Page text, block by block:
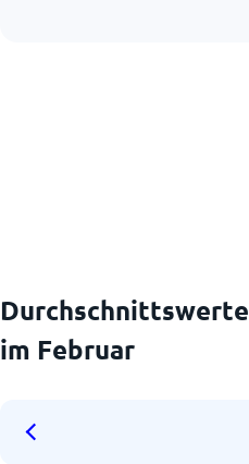
im Februar